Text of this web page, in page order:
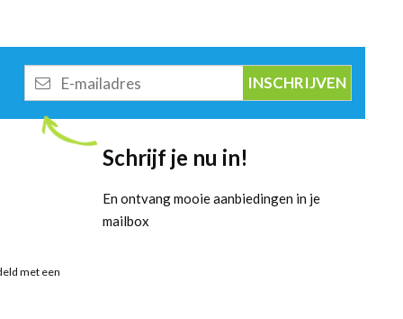
mailadres
met een
Schrijf je nu in!
En ontvang mooie aanbiedingen in je
mailbox